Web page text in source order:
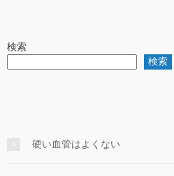
検索
検索
硬い血管はよくない